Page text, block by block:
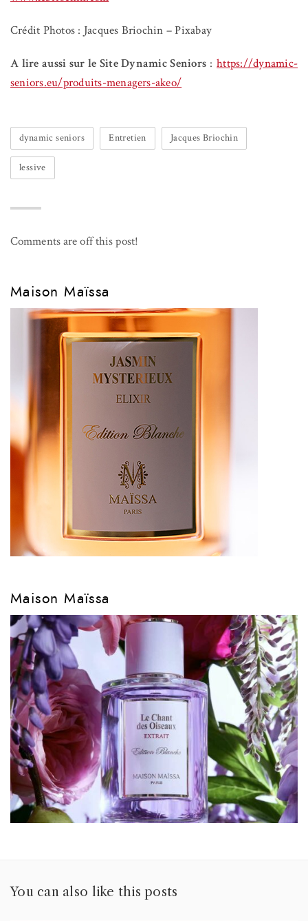
Crédit Photos : Jacques Briochin – Pixabay
A lire aussi sur le Site Dynamic Seniors :https://dynamic-
seniors.eu/produits-menagers-akeo/
dynamic seniors Entretien Jacques Briochin
lessive
Comments are off this post!
Maison Maïssa
Maison Maïssa
You can also like this posts